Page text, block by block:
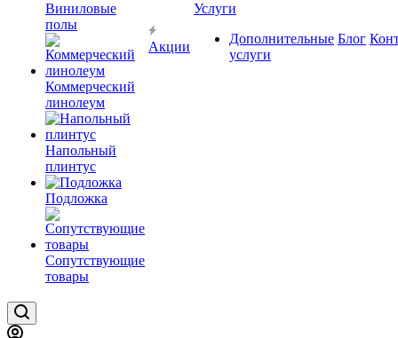
Виниловые
полы
Коммерческий
линолеум
Напольный
плинтус
Подложка
Сопутствующие
товары
Акции
Услуги
Дополнительные
услуги
Блог